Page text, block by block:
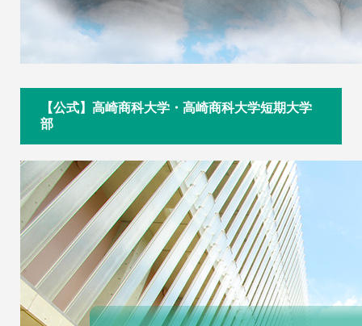
【公式】高崎商科大学・高崎商科大学短期大学
部